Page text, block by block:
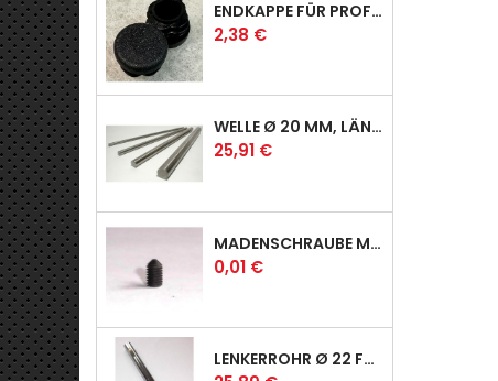
ENDKAPPE FÜR PROFI & RACER
Preis
2,38 €
WELLE Ø 20 MM, LÄNGE 390 MM
Preis
25,91 €
MADENSCHRAUBE MIT SPITZE
Preis
0,01 €
LENKERROHR Ø 22 FÜR PROFI & RACER